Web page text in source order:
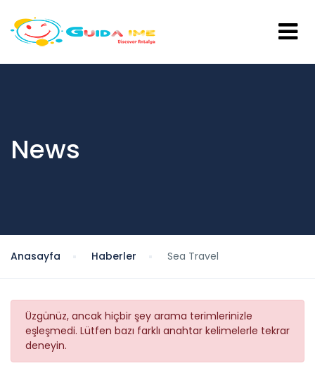
News
Anasayfa Haberler Sea Travel
Üzgünüz, ancak hiçbir şey arama terimlerinizle
eşleşmedi. Lütfen bazı farklı anahtar kelimelerle tekrar
deneyin.